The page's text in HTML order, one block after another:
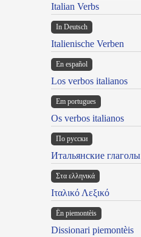
Italian Verbs
In Deutsch
Italienische Verben
En español
Los verbos italianos
Em portugues
Os verbos italianos
По русски
Итальянские глаголы
Στα ελληνικά
Ιταλικό Λεξικό
Ën piemontèis
Dissionari piemontèis